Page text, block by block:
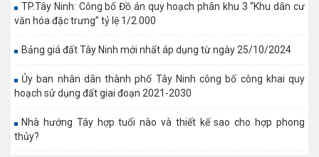
TP.Tây Ninh: Công bố Đồ án quy hoạch phân khu 3 “Khu dân cư
văn hóa đặc trưng” tỷ lệ 1/2.000
Bảng giá đất Tây Ninh mới nhất áp dụng từ ngày 25/10/2024
Ủy ban nhân dân thành phố Tây Ninh công bố công khai quy
hoạch sử dụng đất giai đoạn 2021-2030
Nhà hướng Tây hợp tuổi nào và thiết kế sao cho hợp phong
thủy?